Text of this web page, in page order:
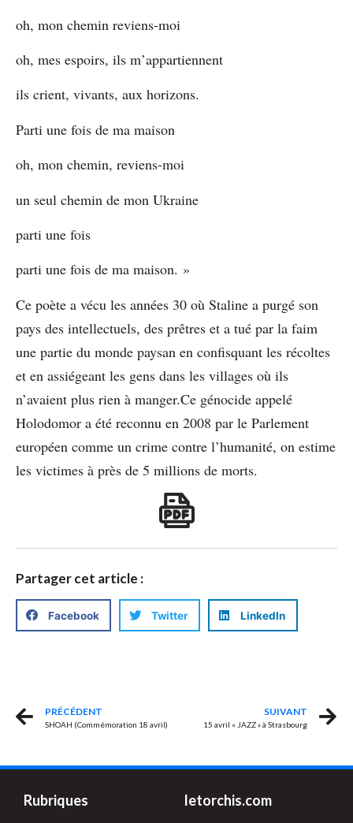
oh, mon chemin reviens-moi
oh, mes espoirs, ils m’appartiennent
ils crient, vivants, aux horizons.
Parti une fois de ma maison
oh, mon chemin, reviens-moi
un seul chemin de mon Ukraine
parti une fois
parti une fois de ma maison. »
Ce poète a vécu les années 30 où Staline a purgé son
pays des intellectuels, des prêtres et a tué par la faim
une partie du monde paysan en confisquant les récoltes
et en assiégeant les gens dans les villages où ils
n’avaient plus rien à manger.Ce génocide appelé
Holodomor a été reconnu en 2008 par le Parlement
européen comme un crime contre l’humanité, on estime
les victimes à près de 5 millions de morts.
Partager cet article :
Facebook Twitter LinkedIn
PRÉCÉDENT
SHOAH (Commémoration 18 avril)
SUIVANT
15 avril « JAZZ » à Strasbourg
Rubriques letorchis.com